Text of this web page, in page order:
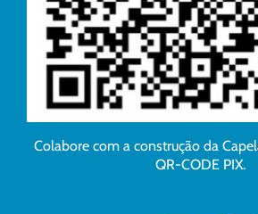
Colabore com a construção da
QR-CODE PIX.